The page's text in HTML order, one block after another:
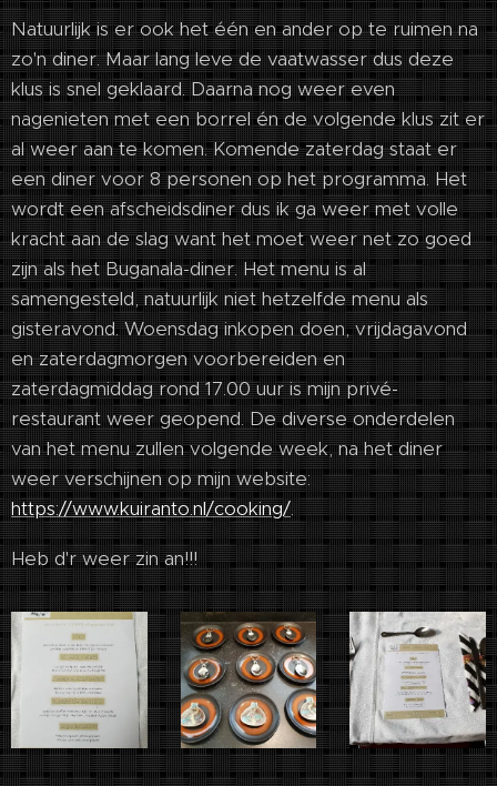
Natuurlijk is er ook het één en ander op te ruimen na
zo'n diner. Maar lang leve de vaatwasser dus deze
klus is snel geklaard. Daarna nog weer even
nagenieten met een borrel én de volgende klus zit er
al weer aan te komen. Komende zaterdag staat er
een diner voor 8 personen op het programma. Het
wordt een afscheidsdiner dus ik ga weer met volle
kracht aan de slag want het moet weer net zo goed
zijn als het Buganala-diner. Het menu is al
samengesteld, natuurlijk niet hetzelfde menu als
gisteravond. Woensdag inkopen doen, vrijdagavond
en zaterdagmorgen voorbereiden en
zaterdagmiddag rond 17.00 uur is mijn privé-
restaurant weer geopend. De diverse onderdelen
van het menu zullen volgende week, na het diner
weer verschijnen op mijn website:
https://www.kuiranto.nl/cooking/.
Heb d'r weer zin an!!!